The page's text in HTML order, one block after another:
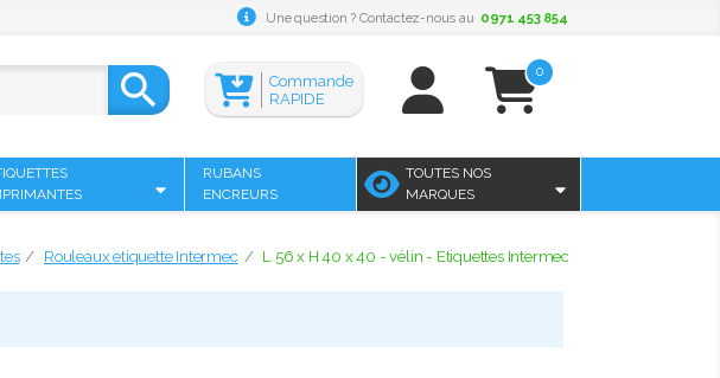
Une question ? Contactez-nous au 0971 453 854
 0
Commande
RAPIDE
RUBANS
ENCREURS
TOUTES NOS
MARQUES
Rouleaux etiquette Intermec L 56 x H 40 x 40 - vélin - Etiquettes Intermec